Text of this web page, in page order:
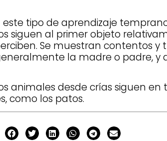
tipo de aprendizaje
siguen al primer objeto
Se muestran contentos y
la madre o padre, y
animales desde crías siguen en
como los patos.